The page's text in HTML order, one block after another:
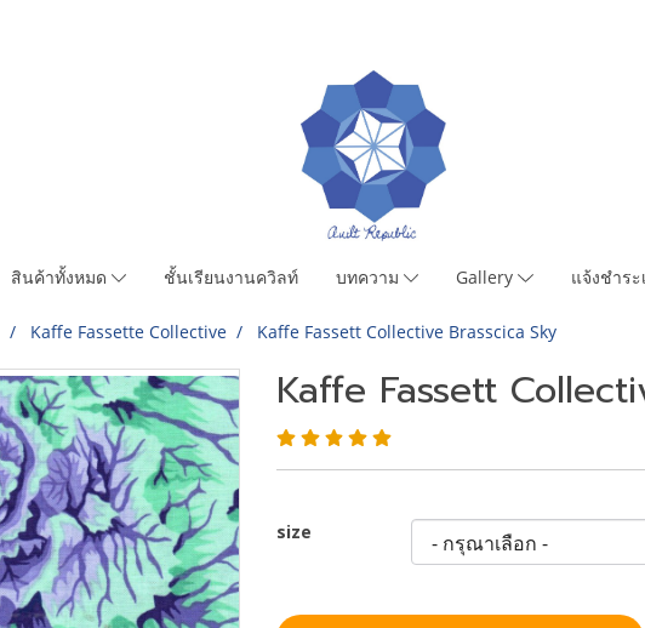
สินค้าทั้งหมด ชั้นเรียนงานควิลท์ บทความ Gallery แจ้งชำระ
Kaffe Fassette Collective Kaffe Fassett Collective Brasscica Sky
Kaffe Fassett
size